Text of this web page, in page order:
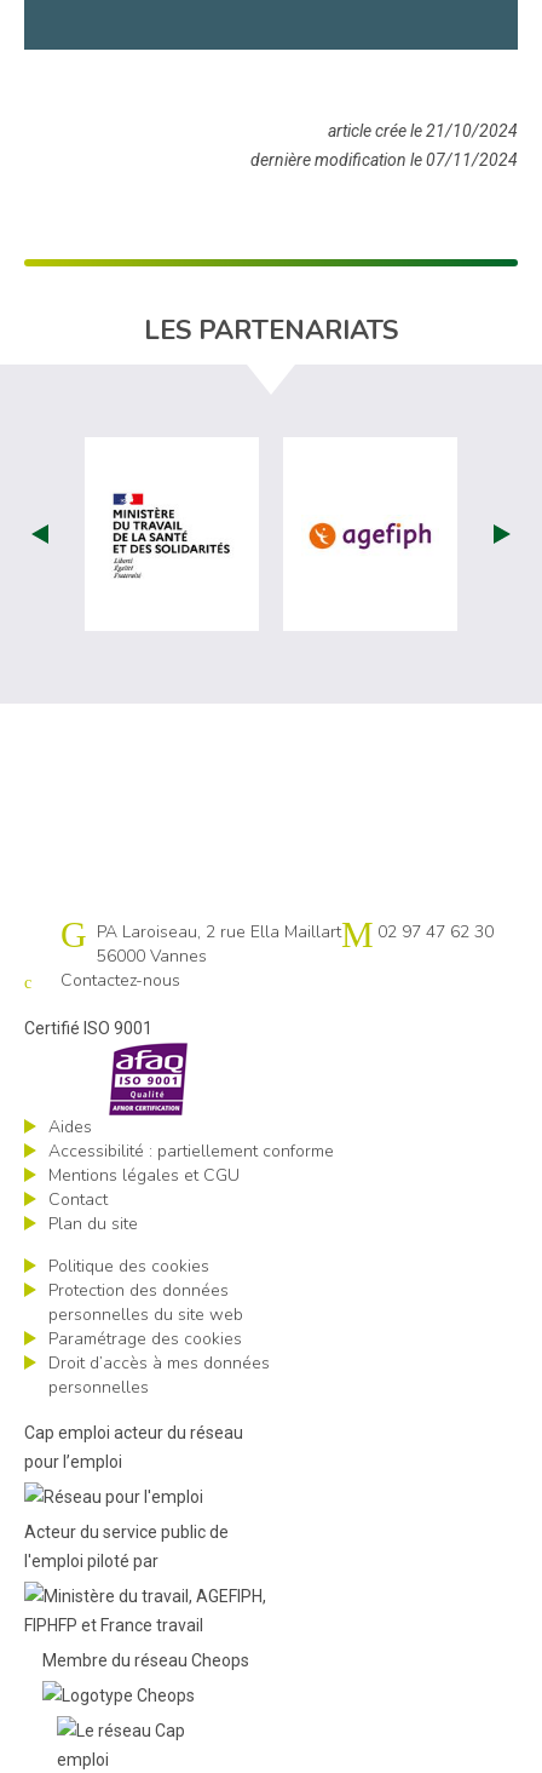
article crée le 21/10/2024
dernière modification le 07/11/2024
LES PARTENARIATS
visiter les site de Ministère du travail
visiter les
Cap emploi 56
PA Laroiseau, 2 rue Ella Maillart
56000 Vannes
02 97 47 62 30
Contactez-nous
Certifié ISO 9001
Aides
Accessibilité : partiellement conforme
Mentions légales et CGU
Contact
Plan du site
Politique des cookies
Protection des données
personnelles du site web
Paramétrage des cookies
Droit d’accès à mes données
personnelles
Cap emploi acteur du réseau
pour l’emploi
Acteur du service public de
l'emploi piloté par
Membre du réseau Cheops